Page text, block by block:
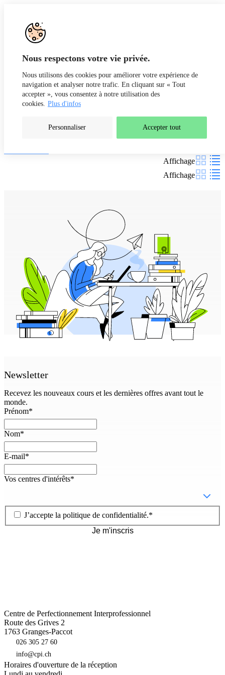
Nous respectons votre vie privée.
Nous utilisons des cookies pour améliorer votre expérience de
navigation et analyser notre trafic. En cliquant sur « Tout
accepter », vous consentez à notre utilisation des
cookies. Plus d'infos
Personnaliser Accepter tout
Affichage
Affichage
Newsletter
Recevez les nouveaux cours et les dernières offres avant tout le
monde.
Prénom*
Nom*
E-mail*
Vos centres d'intérêts*
J’accepte la politique de confidentialité.*
Je m'inscris
Centre de Perfectionnement Interprofessionnel
Route des Grives 2
1763 Granges-Paccot
026 305 27 60
info@cpi.ch
Horaires d'ouverture de la réception